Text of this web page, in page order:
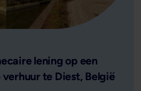
lening op een
te Diest, België